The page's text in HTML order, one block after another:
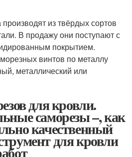
из твёрдых сортов
В продажу они поступают с
покрытием.
винтов по металлу
металлический или
для кровли.
саморезы –, как
качественный
для кровли